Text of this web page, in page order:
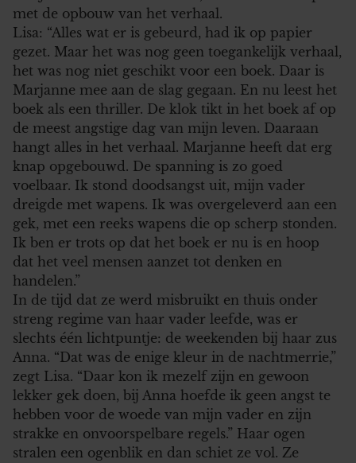
met de opbouw van het verhaal.
Lisa: “Alles wat er is gebeurd, had ik op papier
gezet. Maar het was nog geen toegankelijk verhaal,
het was nog niet geschikt voor een boek. Daar is
Marjanne mee aan de slag gegaan. En nu leest het
boek als een thriller. De klok tikt in het boek af op
de meest angstige dag van mijn leven. Daaraan
hangt alles in het verhaal. Marjanne heeft dat erg
knap opgebouwd. De spanning is zo goed
voelbaar. Ik stond doodsangst uit, mijn vader
dreigde met wapens. Ik was overgeleverd aan een
gek, met een reeks wapens die op scherp stonden.
Ik ben er trots op dat het boek er nu is en hoop
dat het veel mensen aanzet tot denken en
handelen.”
In de tijd dat ze werd misbruikt en thuis onder
streng regime van haar vader leefde, was er
slechts één lichtpuntje: de weekenden bij haar zus
Anna. “Dat was de enige kleur in de nachtmerrie,”
zegt Lisa. “Daar kon ik mezelf zijn en gewoon
lekker gek doen, bij Anna hoefde ik geen angst te
hebben voor de woede van mijn vader en zijn
strakke en onvoorspelbare regels.” Haar ogen
stralen een ogenblik en dan schiet ze vol. Ze